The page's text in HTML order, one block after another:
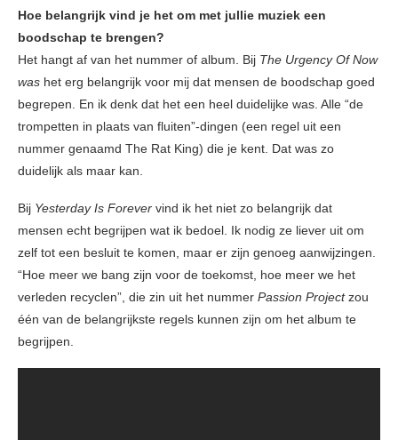
Hoe belangrijk vind je het om met jullie muziek een
boodschap te brengen?
Het hangt af van het nummer of album. Bij The Urgency Of Now
was het erg belangrijk voor mij dat mensen de boodschap goed
begrepen. En ik denk dat het een heel duidelijke was. Alle “de
trompetten in plaats van fluiten”-dingen (een regel uit een
nummer genaamd The Rat King) die je kent. Dat was zo
duidelijk als maar kan.
Bij Yesterday Is Forever vind ik het niet zo belangrijk dat
mensen echt begrijpen wat ik bedoel. Ik nodig ze liever uit om
zelf tot een ​​besluit te komen, maar er zijn genoeg aanwijzingen.
“Hoe meer we bang zijn voor de toekomst, hoe meer we het
verleden recyclen”, die zin uit het nummer Passion Projectzou
één van de belangrijkste regels kunnen zijn om het album te
begrijpen.